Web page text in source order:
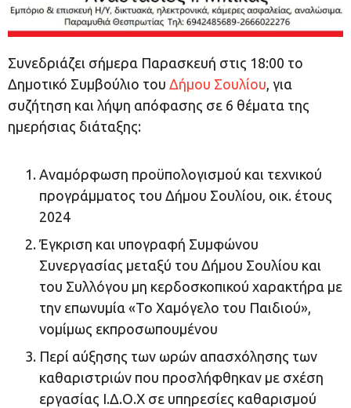
Συνεδριάζει σήμερα Παρασκευή στις 18:00 το
Δημοτικό Συμβούλιο του Δήμου Σουλίου, για
συζήτηση και λήψη απόφασης σε 6 θέματα της
ημερήσιας διάταξης:
Αναμόρφωση προϋπολογισμού και τεχνικού
προγράμματος του Δήμου Σουλίου, οικ. έτους
2024
Έγκριση και υπογραφή Συμφώνου
Συνεργασίας μεταξύ του Δήμου Σουλίου και
του Συλλόγου μη κερδοσκοπικού χαρακτήρα με
την επωνυμία «Το Χαμόγελο του Παιδιού»,
νομίμως εκπροσωπουμένου
Περί αύξησης των ωρών απασχόλησης των
καθαριστριών που προσλήφθηκαν με σχέση
εργασίας Ι.Δ.Ο.Χ σε υπηρεσίες καθαρισμού